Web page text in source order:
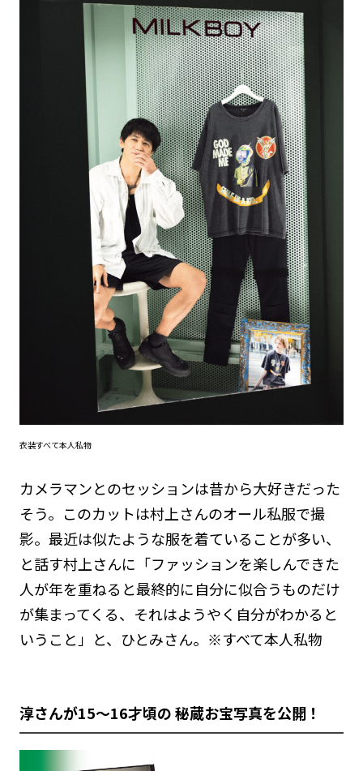
衣装すべて本人私物
カメラマンとのセッションは昔から大好きだった
そう。このカットは村上さんのオール私服で撮
影。最近は似たような服を着ていることが多い、
と話す村上さんに「ファッションを楽しんできた
人が年を重ねると最終的に自分に似合うものだけ
が集まってくる、それはようやく自分がわかると
いうこと」と、ひとみさん。※すべて本人私物
淳さんが15〜16才頃の 秘蔵お宝写真を公開！